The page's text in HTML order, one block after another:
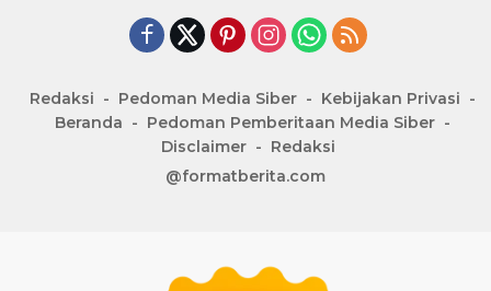
Redaksi Pedoman Media Siber
Kebijakan Privasi
Beranda
Pedoman Pemberitaan Media Siber
Disclaimer
Redaksi
@formatberita.com